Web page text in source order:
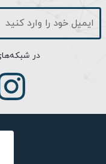
از محصولات صنایع
برده است. در طراحی
کنید، متوجه ظرایف
در واقع این چراغ
شما همچنین می‌توانید
تغییرات جوی معمول از
در